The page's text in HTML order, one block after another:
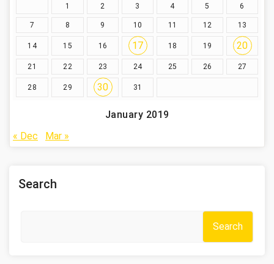
January 2019
1 2 3 4 5 6
7 8 9 10 11 12 13
14 15 16 17 18 19 20
21 22 23 24 25 26 27
28 29 30 31
« Dec Mar »
Search
Search